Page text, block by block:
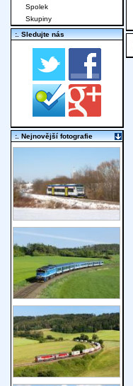
Spolek
Skupiny
:. Sledujte nás
:. Nejnovější fotografie